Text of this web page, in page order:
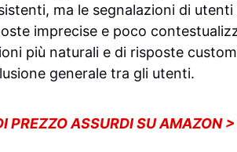
ma le segnalazioni di
imprecise e poco
più naturali e di risposte
generale tra gli utenti.
PREZZO ASSURDI SU AMAZON